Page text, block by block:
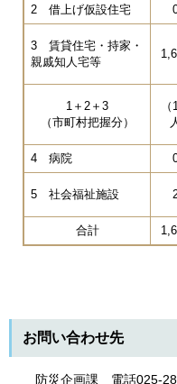
2 借上げ仮設住宅
3 賃貸住宅・持家・
親戚知人宅等
1＋2＋3
（市町村把握分）
4 病院
5 社会福祉施設
合計
お問い合わせ先
防災企画課 電話025-